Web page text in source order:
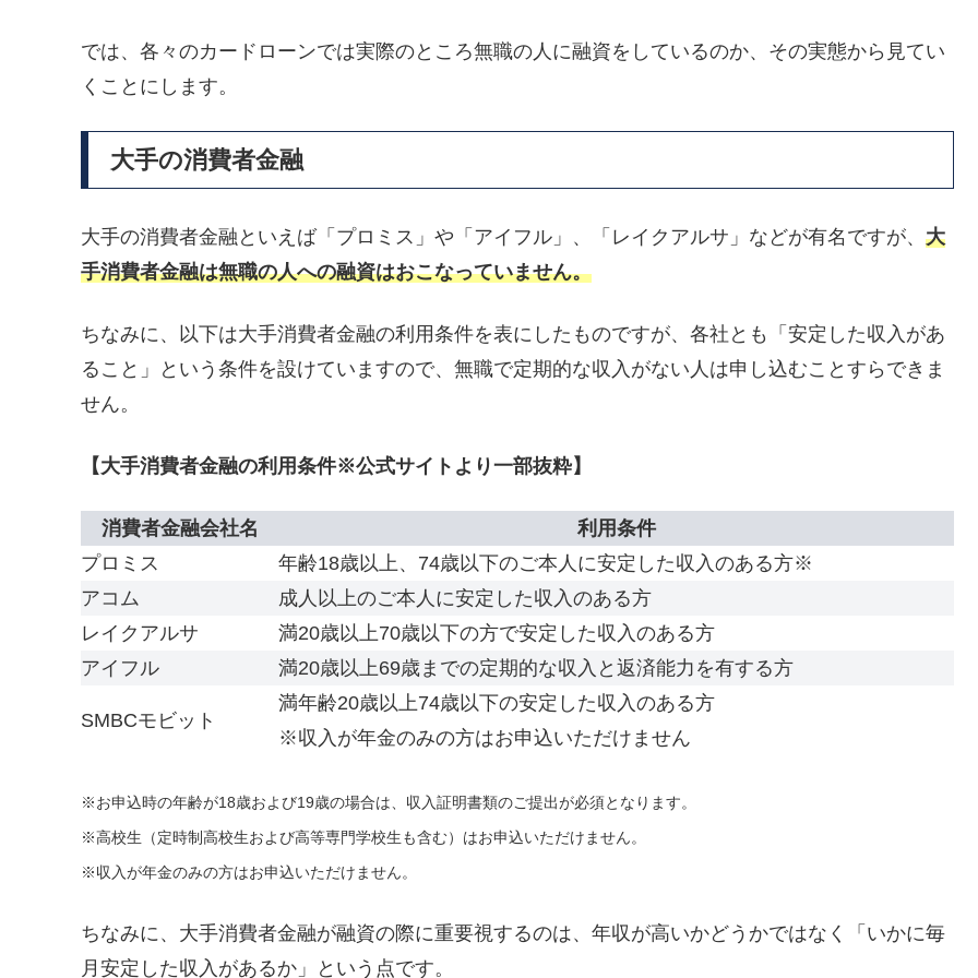
では、各々のカードローンでは実際のところ無職の人に融資をしているのか、その実態から見てい
くことにします。
大手の消費者金融
大手の消費者金融といえば「プロミス」や「アイフル」、「レイクアルサ」などが有名ですが、 大
手消費者金融は無職の人への融資はおこなっていません。
ちなみに、以下は大手消費者金融の利用条件を表にしたものですが、各社とも「安定した収入があ
ること」という条件を設けていますので、無職で定期的な収入がない人は申し込むことすらできま
せん。
【大手消費者金融の利用条件※公式サイトより一部抜粋】
消費者金融会社名
利用条件
プロミス
年齢18歳以上、74歳以下のご本人に安定した収入のある方※
アコム
成人以上のご本人に安定した収入のある方
レイクアルサ
満20歳以上70歳以下の方で安定した収入のある方
アイフル
満20歳以上69歳までの定期的な収入と返済能力を有する方
SMBCモビット
満年齢20歳以上74歳以下の安定した収入のある方
※収入が年金のみの方はお申込いただけません
※お申込時の年齢が18歳および19歳の場合は、収入証明書類のご提出が必須となります。
※高校生（定時制高校生および高等専門学校生も含む）はお申込いただけません。
※収入が年金のみの方はお申込いただけません。
ちなみに、大手消費者金融が融資の際に重要視するのは、年収が高いかどうかではなく「いかに毎
月安定した収入があるか」という点です。